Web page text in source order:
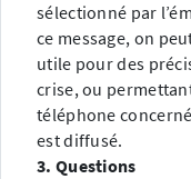
sélectionné par
ce message, on
utile pour des
crise, ou
téléphone
est diffusé.
3. Questions